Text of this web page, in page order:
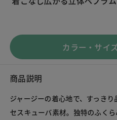
カラー・サイ
商品説明
ジャージーの着心地で、すっき
セスキューバ素材。独特のふく
LINE X